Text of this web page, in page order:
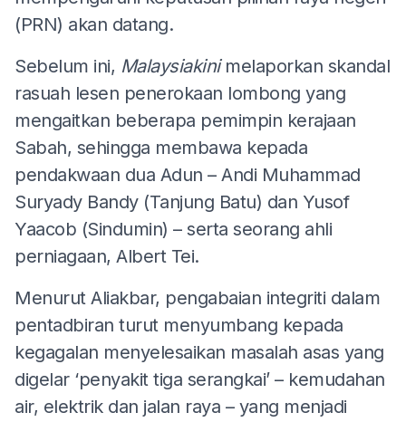
(PRN) akan datang.
Sebelum ini, Malaysiakinimelaporkan skandal
rasuah lesen penerokaan lombong yang
mengaitkan beberapa pemimpin kerajaan
Sabah, sehingga membawa kepada
pendakwaan dua Adun – Andi Muhammad
Suryady Bandy (Tanjung Batu) dan Yusof
Yaacob (Sindumin) – serta seorang ahli
perniagaan, Albert Tei.
Menurut Aliakbar, pengabaian integriti dalam
pentadbiran turut menyumbang kepada
kegagalan menyelesaikan masalah asas yang
digelar ‘penyakit tiga serangkai’ – kemudahan
air, elektrik dan jalan raya – yang menjadi